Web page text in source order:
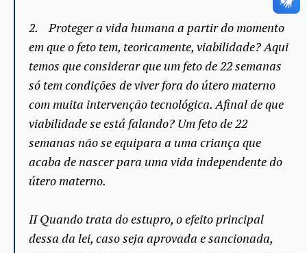
2. Proteger a vida humana a partir do momento
em que o feto tem, teoricamente, viabilidade? Aqui
temos que considerar que um feto de 22 semanas
só tem condições de viver fora do útero materno
com muita intervenção tecnológica. Afinal de que
viabilidade se está falando? Um feto de 22
semanas não se equipara a uma criança que
acaba de nascer para uma vida independente do
útero materno.
II Quando trata do estupro, o efeito principal
dessa da lei, caso seja aprovada e sancionada,